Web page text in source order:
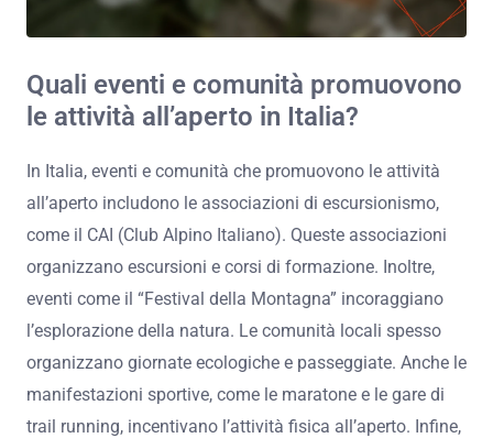
Quali eventi e comunità promuovono
le attività all’aperto in Italia?
In Italia, eventi e comunità che promuovono le attività
all’aperto includono le associazioni di escursionismo,
come il CAI (Club Alpino Italiano). Queste associazioni
organizzano escursioni e corsi di formazione. Inoltre,
eventi come il “Festival della Montagna” incoraggiano
l’esplorazione della natura. Le comunità locali spesso
organizzano giornate ecologiche e passeggiate. Anche le
manifestazioni sportive, come le maratone e le gare di
trail running, incentivano l’attività fisica all’aperto. Infine,